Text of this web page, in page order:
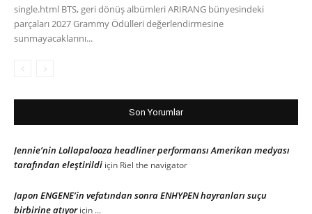
single.html BTS, geri dönüş albümleri ARIRANG bünyesindeki
parçaları 2027 Grammy Ödülleri değerlendirmesine
sunmayacaklarını...
Son Yorumlar
Jennie’nin Lollapalooza headliner performansı Amerikan medyası
tarafından eleştirildi için Riel the navigator
Japon ENGENE’in vefatından sonra ENHYPEN hayranları suçu
birbirine atıyoriçin ...